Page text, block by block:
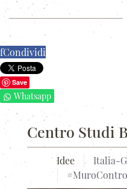
fCondividi
Save
Whatsapp
Centro Studi
Idee Italia-